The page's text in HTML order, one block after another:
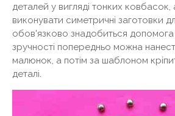
деталей у вигляді тонких ковбасок,
виконувати симетричні заготовки
обов'язково знадобиться
зручності попередньо можна
малюнок, а потім за шаблоном
деталі.